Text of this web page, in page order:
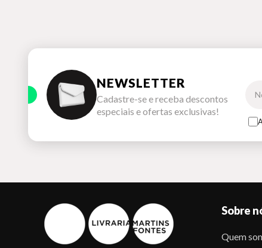
NEWSLETTER
Cadastre-se e receba descontos
especiais e ofertas exclusivas!
Sobre
Quem